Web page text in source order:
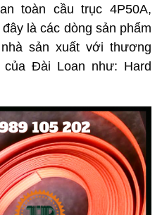
toàn cầu trục 4P50A,
là các dòng sản phẩm
sản xuất với thương
Đài Loan như: Hard